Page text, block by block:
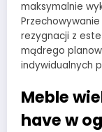
maksymalnie
rezygnacji z
mądrego
indywidualnych
Meble
have w